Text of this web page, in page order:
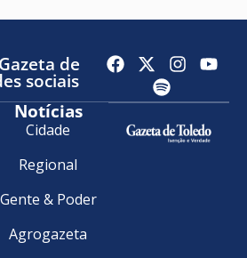
de
sociais
Notícias
Cidade
Regional
Gente & Poder
Agrogazeta